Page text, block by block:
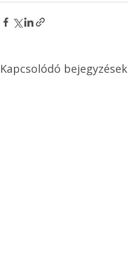
Kapcsolódó bejegyzések